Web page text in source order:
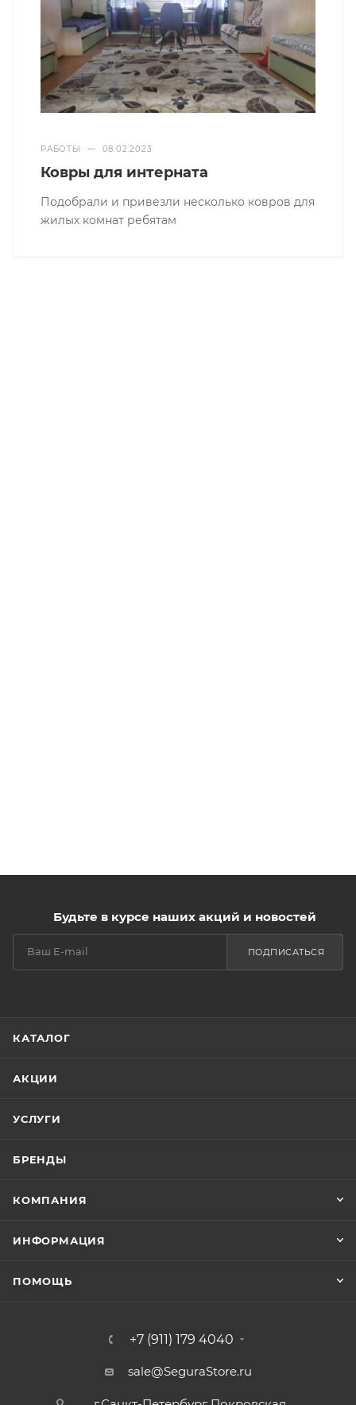
РАБОТЫ — 08.02.2023
Ковры для интерната
Подобрали и привезли несколько ковров для
жилых комнат ребятам
Будьте в курсе наших акций и новостей
ПОДПИСАТЬСЯ
КАТАЛОГ
АКЦИИ
УСЛУГИ
БРЕНДЫ
КОМПАНИЯ
ИНФОРМАЦИЯ
ПОМОЩЬ
+7 (911) 179 4040
sale@SeguraStore.ru